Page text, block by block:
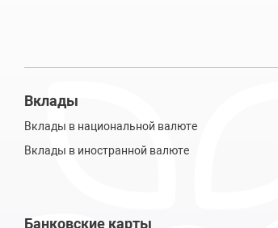
Вклады
Вклады в национальной валюте
Вклады в иностранной валюте
Банковские карты